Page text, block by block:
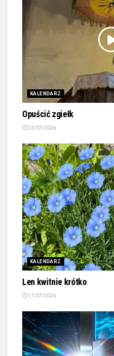
KALENDARZ
Opuścić zgiełk
23/07/2026
KALENDARZ
Len kwitnie krótko
11/07/2026